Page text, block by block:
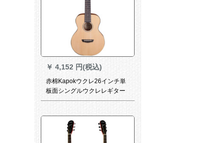
￥ 4,152 円(税込)
赤棉Kapokウクレ26インチ単
板面シングルウクレレギター
U 28